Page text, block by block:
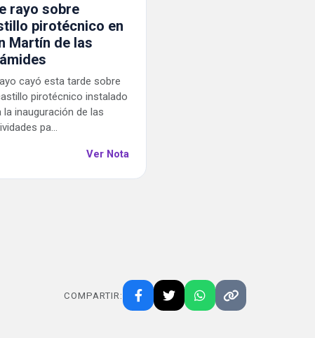
rayo sobre
pirotécnico en
Martín de las
cayó esta tarde sobre
pirotécnico instalado
la inauguración de las
pa...
Ver Nota
COMPARTIR: